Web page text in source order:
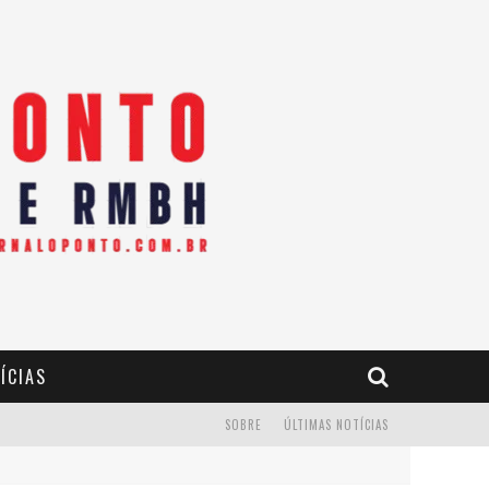
ÚLTIMAS NOTÍCIAS
SOBRE